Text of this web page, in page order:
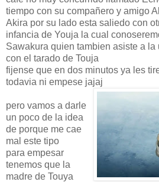
tiempo con su compañero y amigo
Akira por su lado esta saliedo con
infancia de Youja la cual
Sawakura quien tambien asiste a
con el tarado de Touja
fijense que en dos minutos ya les
todavia ni empese jajaj
pero vamos a darle
un poco de la idea
de porque me cae
mal este tipo
para empesar
tenemos que la
madre de Touya